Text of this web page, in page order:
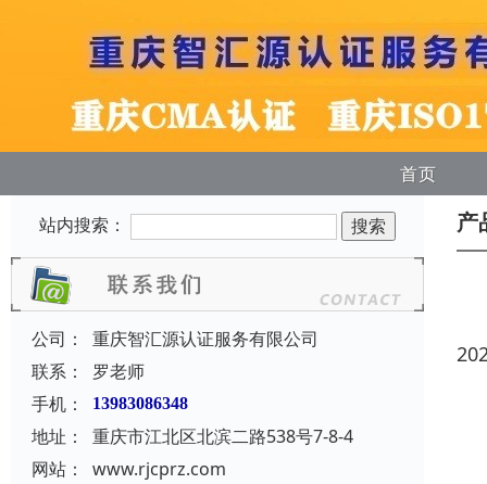
首页
站内搜索：
公司：
重庆智汇源认证服务有限公司
联系：
罗老师
手机：
13983086348
地址：
重庆市江北区北滨二路538号7-8-4
网站：
www.rjcprz.com
产